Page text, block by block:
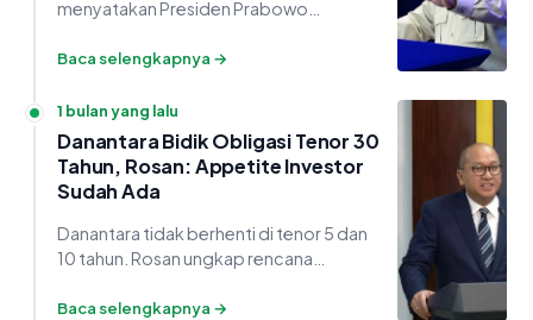
menyatakan Presiden Prabowo
mengejar laba tetapi juga memperkuat
Baca selengkapnya →
1 bulan yang lalu
Danantara Bidik Obligasi Tenor 30
Tahun, Rosan: Appetite Investor
Sudah Ada
Danantara tidak berhenti di tenor 5 dan
10 tahun. Rosan ungkap rencana
setelah investor nyatakan minat
Baca selengkapnya →